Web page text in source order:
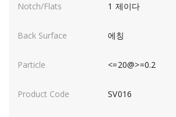
1 제이다
에칭
<=20@>=0.2
SV016